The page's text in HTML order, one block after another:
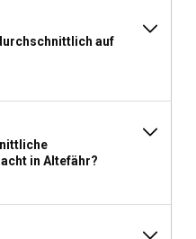
dass sie über eine gültige
Für diejenigen, die das
genießen möchten,
sorgt für eine sichere
auf
in Altefähr?